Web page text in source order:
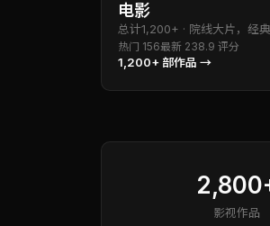
电影
总计1,200+ · 院线大片，经
热门 156最新 238.9 评分
1,200+ 部作品 →
影视作品